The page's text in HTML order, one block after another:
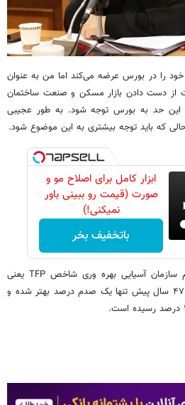
خود را در بورس عرضه می‌کند اما من به عنوان
از دست دادن بازار مسکن و صنعت ساختمان
این حد به بورس توجه شود. به طور عجیبی
که باید توجه بیشتری به این موضوع شود.
ابزار کامل برای اصلاح مو و
صورت (قیمت رو ببینی باور
نمیکنی!)
باتخفیف بخر
پهلوانی ادامه داد: مطابق با اعلام سازمان آسیایی بهره وری شاخص TFP یعنی
بهره وری عوامل کل ما نسبت به ۴۷ سال پیش تنها یک صدم درصد بهتر شده و